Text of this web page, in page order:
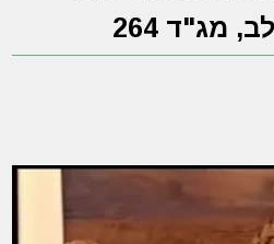
מג"ד 264